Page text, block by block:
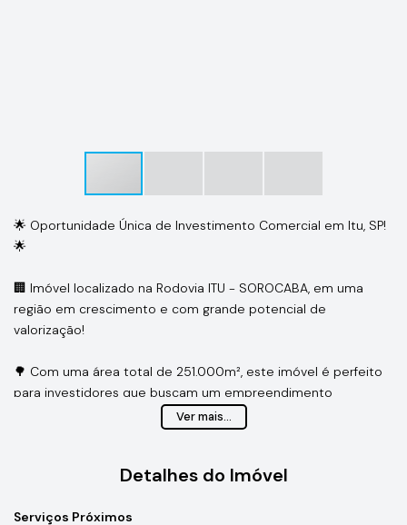
🌟 Oportunidade Única de Investimento Comercial em Itu, SP!
🌟
🏢 Imóvel localizado na Rodovia ITU - SOROCABA, em uma
região em crescimento e com grande potencial de
valorização!
🌳 Com uma área total de 251.000m², este imóvel é perfeito
para investidores que buscam um empreendimento
comercial de grande porte.
construir o seu negócio dos sonhos!
📈 Não perca essa oportunidade única! Entre em contato
Ver mais...
Detalhes do Imóvel
Serviços Próximos